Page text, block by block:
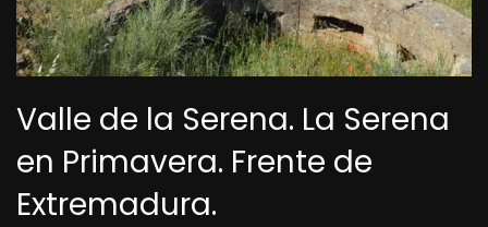
Valle de la Serena. La Serena
en Primavera. Frente de
Extremadura.